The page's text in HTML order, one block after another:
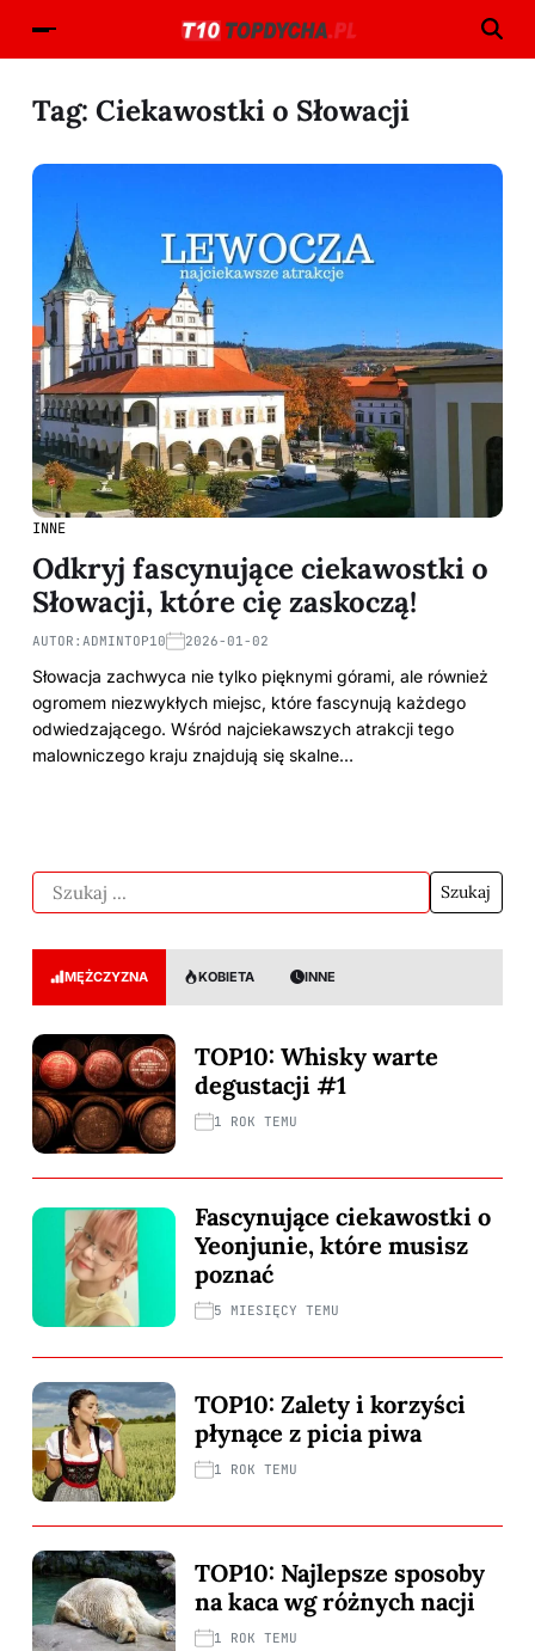
Tag: Ciekawostki o Słowacji
INNE
Odkryj fascynujące ciekawostki o
Słowacji, które cię zaskoczą!
AUTOR: ADMINTOP10 2026-01-02
Słowacja zachwyca nie tylko pięknymi górami, ale również
ogromem niezwykłych miejsc, które fascynują każdego
odwiedzającego. Wśród najciekawszych atrakcji tego
malowniczego kraju znajdują się skalne…
MĘŻCZYZNA KOBIETA INNE
TOP10: Whisky warte
degustacji #1
1 ROK TEMU
Fascynujące ciekawostki o
Yeonjunie, które musisz
poznać
5 MIESIĘCY TEMU
TOP10: Zalety i korzyści
płynące z picia piwa
1 ROK TEMU
TOP10: Najlepsze sposoby
na kaca wg różnych nacji
1 ROK TEMU